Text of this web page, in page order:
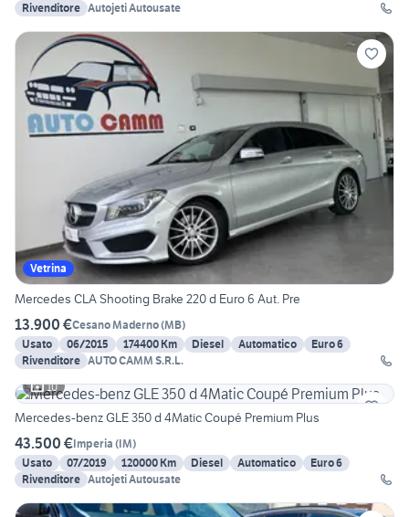
Rivenditore Autojeti Autousate
Vetrina
Mercedes CLA Shooting Brake 220 d Euro 6 Aut. Pre
13.900 €Cesano Maderno(MB)
Usato
06/2015 174400 Km Diesel Automatico
Euro 6
Rivenditore AUTO CAMM S.R.L.
10
Mercedes-benz GLE 350 d 4Matic Coupé Premium Plus
43.500 €Imperia (IM)
Usato
07/2019 120000 Km Diesel Automatico
Euro 6
Rivenditore Autojeti Autousate